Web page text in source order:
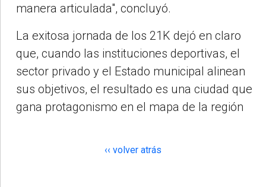
manera articulada", concluyó.
La exitosa jornada de los 21K dejó en claro
que, cuando las instituciones deportivas, el
sector privado y el Estado municipal alinean
sus objetivos, el resultado es una ciudad que
gana protagonismo en el mapa de la región
‹‹ volver atrás